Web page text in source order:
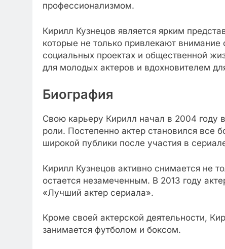
профессионализмом.
Кирилл Кузнецов является ярким
которые не только привлекают внимание
социальных проектах и общественной
для молодых актеров и вдохновителем
Биография
Свою карьеру Кирилл начал в 2004 году
роли. Постепенно актер становился все
широкой публики после участия в
Кирилл Кузнецов активно снимается не
остается незамеченным. В 2013 году
«Лучший актер сериала».
Кроме своей актерской деятельности,
занимается футболом и боксом.